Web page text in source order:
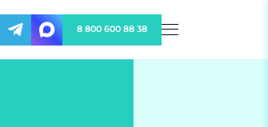
8 800 600 88 38